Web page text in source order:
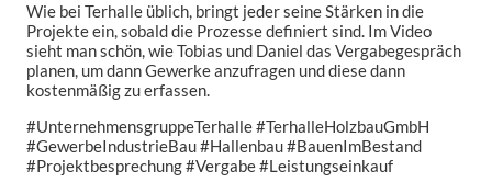
Wie bei Terhalle üblich, bringt jeder seine Stärken in die
Projekte ein, sobald die Prozesse definiert sind. Im Video
sieht man schön, wie Tobias und Daniel das Vergabegespräch
planen, um dann Gewerke anzufragen und diese dann
kostenmäßig zu erfassen.
#UnternehmensgruppeTerhalle #TerhalleHolzbauGmbH
#GewerbeIndustrieBau #Hallenbau #BauenImBestand
#Projektbesprechung #Vergabe #Leistungseinkauf